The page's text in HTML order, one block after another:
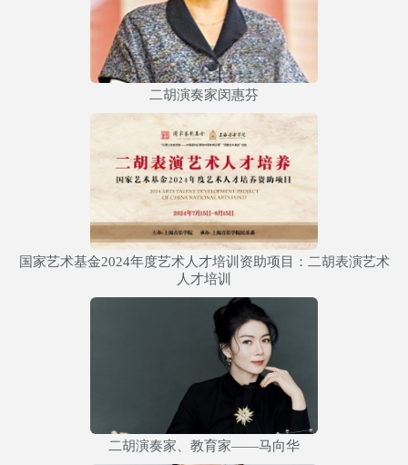
二胡演奏家闵惠芬
国家艺术基金2024年度艺术人才培训资助项目：二胡表演艺术
人才培训
二胡演奏家、教育家——马向华